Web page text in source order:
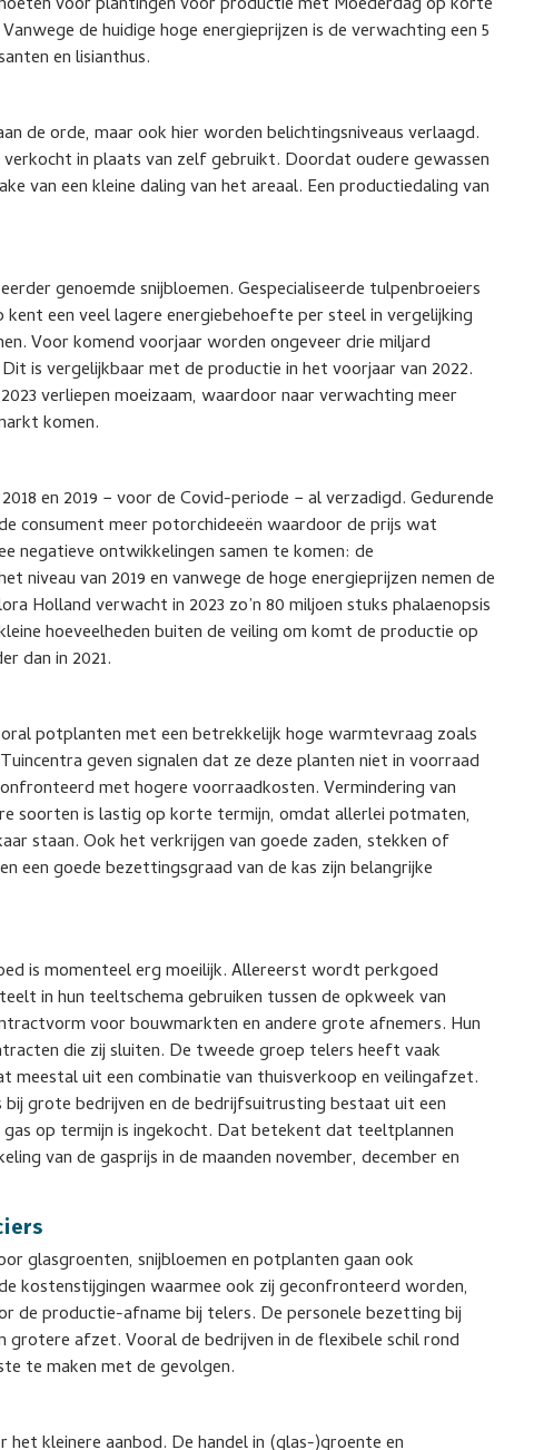
de huidige hoge energieprijzen is de verwachting een 5
en lisianthus.
de orde, maar ook hier worden belichtingsniveaus verlaagd.
in plaats van zelf gebruikt. Doordat oudere gewassen
van een kleine daling van het areaal. Een productiedaling van
genoemde snijbloemen. Gespecialiseerde tulpenbroeiers
een veel lagere energiebehoefte per steel in vergelijking
Voor komend voorjaar worden ongeveer drie miljard
is vergelijkbaar met de productie in het voorjaar van 2022.
verliepen moeizaam, waardoor naar verwachting meer
komen.
en 2019 − voor de Covid-periode − al verzadigd. Gedurende
consument meer potorchideeën waardoor de prijs wat
negatieve ontwikkelingen samen te komen: de
niveau van 2019 en vanwege de hoge energieprijzen nemen de
Holland verwacht in 2023 zo’n 80 miljoen stuks phalaenopsis
hoeveelheden buiten de veiling om komt de productie op
dan in 2021.
potplanten met een betrekkelijk hoge warmtevraag zoals
geven signalen dat ze deze planten niet in voorraad
met hogere voorraadkosten. Vermindering van
soorten is lastig op korte termijn, omdat allerlei potmaten,
staan. Ook het verkrijgen van goede zaden, stekken of
een goede bezettingsgraad van de kas zijn belangrijke
is momenteel erg moeilijk. Allereerst wordt perkgoed
in hun teeltschema gebruiken tussen de opkweek van
voor bouwmarkten en andere grote afnemers. Hun
die zij sluiten. De tweede groep telers heeft vaak
meestal uit een combinatie van thuisverkoop en veilingafzet.
grote bedrijven en de bedrijfsuitrusting bestaat uit een
op termijn is ingekocht. Dat betekent dat teeltplannen
van de gasprijs in de maanden november, december en
glasgroenten, snijbloemen en potplanten gaan ook
kostenstijgingen waarmee ook zij geconfronteerd worden,
de productie-afname bij telers. De personele bezetting bij
grotere afzet. Vooral de bedrijven in de flexibele schil rond
te maken met de gevolgen.